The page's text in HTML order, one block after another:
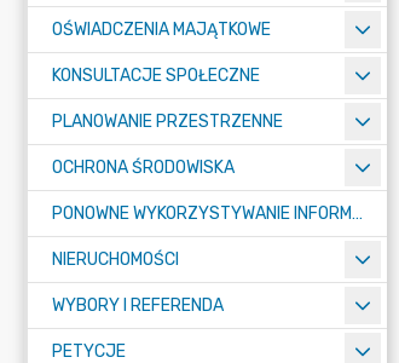
OŚWIADCZENIA MAJĄTKOWE
KONSULTACJE SPOŁECZNE
PLANOWANIE PRZESTRZENNE
OCHRONA ŚRODOWISKA
PONOWNE WYKORZYSTYWANIE INFORMACJI SEKTORA PUBLICZNEGO
NIERUCHOMOŚCI
WYBORY I REFERENDA
PETYCJE